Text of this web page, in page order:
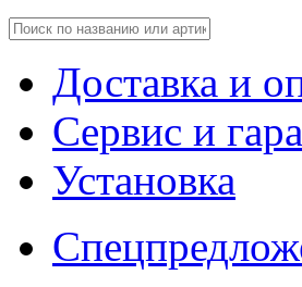
Доставка и
Сервис и
Установка